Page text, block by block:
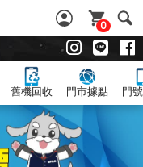
0
舊機回收 門市據點 門